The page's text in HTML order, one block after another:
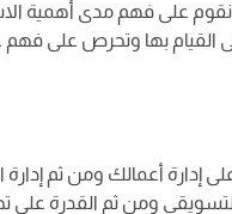
على فهم مدى أهمية
على القيام بها وتحرص على
أعمالك ومن ثم إدارة
ومن ثم القدرة على